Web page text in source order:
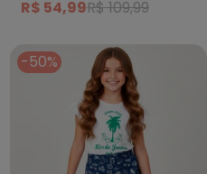
R$ 54,99R$ 109,99
-50%